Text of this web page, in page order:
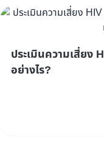
ประเมินความเสี่ยง
อย่างไร?